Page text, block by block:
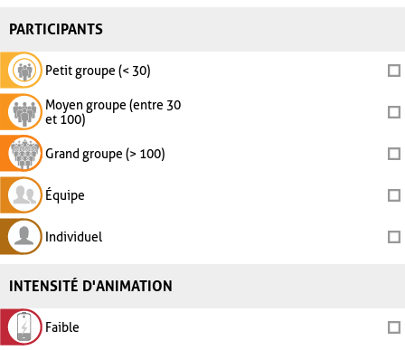
PARTICIPANTS
Petit groupe (< 30)
Moyen groupe (entre 30
et 100)
Grand groupe (> 100)
Équipe
Individuel
INTENSITÉ D'ANIMATION
Faible